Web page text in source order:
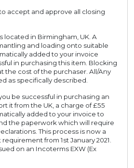
accept and approve all closing
located in Birmingham, UK. A
and loading onto suitable
added to your invoice
in purchasing this item. Blocking
the cost of the purchaser. All/Any
as specifically described.
be successful in purchasing an
it from the UK, a charge of £55
added to your invoice to
the paperwork which will require
This process is now a
from 1st January 2021.
on an Incoterms EXW (Ex